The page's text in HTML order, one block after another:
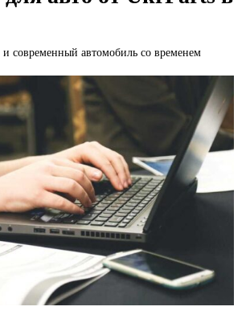
современный автомобиль со временем